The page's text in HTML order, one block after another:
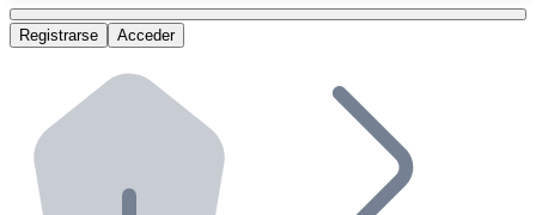
Bitnovo OTC
Bitnovo ATM
Integra un ATM Bitnovo en tu negocio y permite que
Bitnovo API
Registrarse Acceder